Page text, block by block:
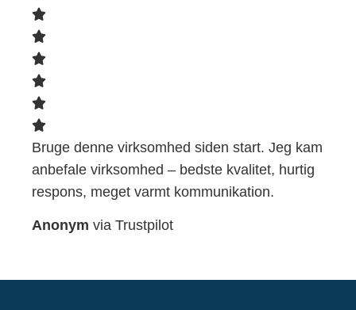
Bruge denne virksomhed siden start. Jeg kam
anbefale virksomhed – bedste kvalitet, hurtig
respons, meget varmt kommunikation.
Anonym via Trustpilot